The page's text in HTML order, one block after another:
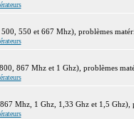
550 et 667 Mhz), problèmes
867 Mhz et 1 Ghz), problèmes
Mhz, 1 Ghz, 1,33 Ghz et 1,5 Ghz),